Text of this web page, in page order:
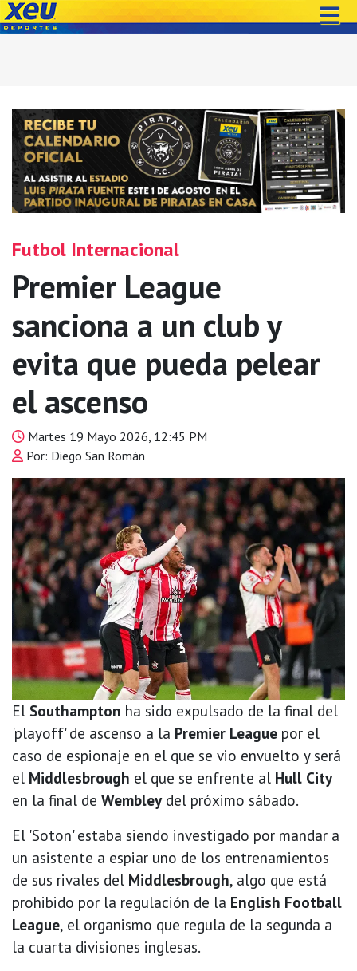
Futbol Internacional
Premier League
sanciona a un club y
evita que pueda pelear
el ascenso
Martes 19 Mayo 2026, 12:45 PM
Por: Diego San Román
El Southampton ha sido expulsado de la final del
'playoff' de ascenso a la Premier League por el
caso de espionaje en el que se vio envuelto y será
el Middlesbrough el que se enfrente al Hull City
en la final de Wembleydel próximo sábado.
El 'Soton' estaba siendo investigado por mandar a
un asistente a espiar uno de los entrenamientos
de sus rivales del Middlesbrough, algo que está
prohibido por la regulación de la English Football
League, el organismo que regula de la segunda a
la cuarta divisiones inglesas.